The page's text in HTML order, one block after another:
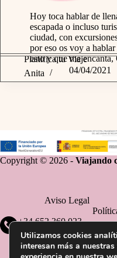
Planifica tu Viaje
Hoy toca hablar de
escapada o incluso
ciudad, con
por eso os voy a
esto y que me
Anita
04/04/2021
Copyright © 2026 - Viajando
Aviso Legal
+34 652 360 023
Utilizamos cookies
interesan más a